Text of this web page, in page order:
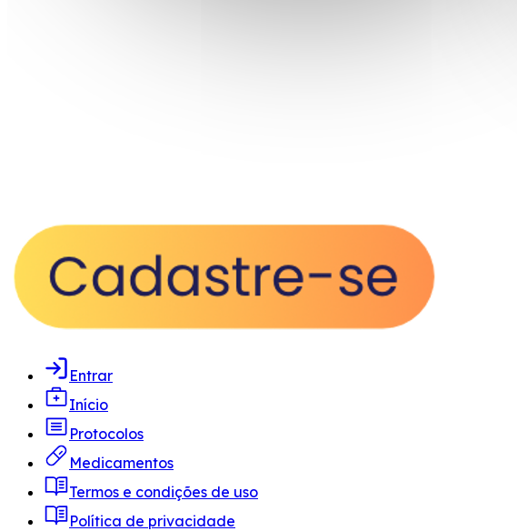
Entrar
Início
Protocolos
Medicamentos
Termos e condições de uso
Política de privacidade